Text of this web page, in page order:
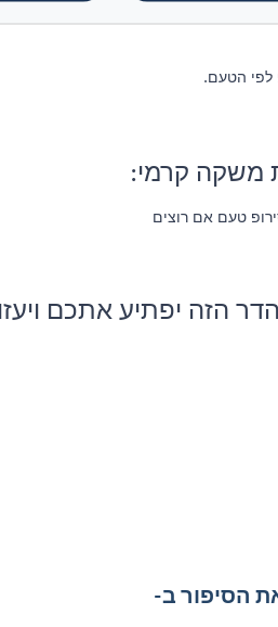
משקה קרמי:
טעם אם רוצים
הזה יפתיע אתכם
הסיפור ב-